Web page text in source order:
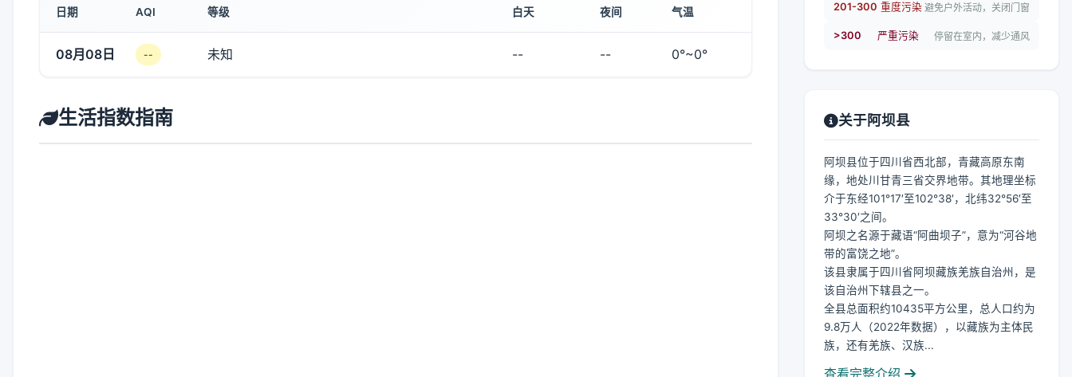
日期 AQI 等级 白天 夜间 气温
08月08日 -- 未知 -- -- 0°~0°
生活指数指南
201-300 重度污染 避免户外活动，关闭门窗
>300 严重污染 停留在室内，减少通风
关于阿坝县
阿坝县位于四川省西北部，青藏高原东南
缘，地处川甘青三省交界地带。其地理坐标
介于东经101°17′至102°38′，北纬32°56′至
33°30′之间。
阿坝之名源于藏语“阿曲坝子”，意为“河谷地
带的富饶之地”。
该县隶属于四川省阿坝藏族羌族自治州，是
该自治州下辖县之一。
全县总面积约10435平方公里，总人口约为
9.8万人（2022年数据），以藏族为主体民
族，还有羌族、汉族...
查看完整介绍